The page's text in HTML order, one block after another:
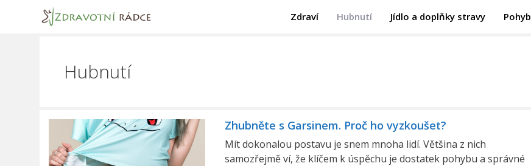
Zdraví Hubnutí Jídlo a doplňky stravy Pohyb
Hubnutí
Zhubněte s Garsinem. Proč ho vyzkoušet?
Mít dokonalou postavu je snem mnoha lidí. Většina z nich
samozřejmě ví, že klíčem k úspěchu je dostatek pohybu a správné